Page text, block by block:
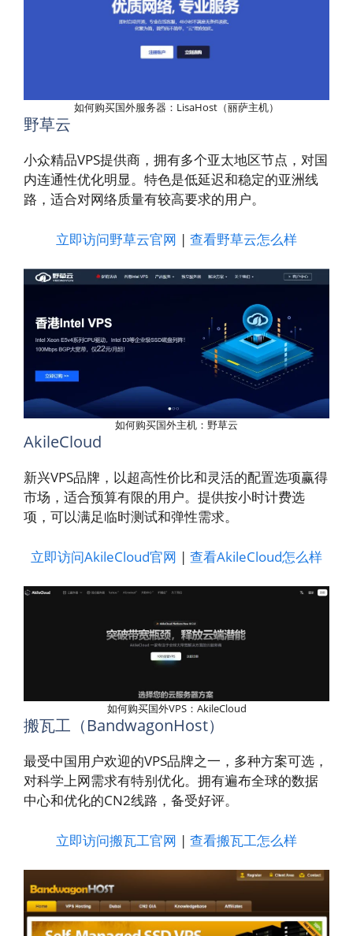
如何购买国外服务器：LisaHost（丽萨主机）
野草云
小众精品VPS提供商，拥有多个亚太地区节点，对国
内连通性优化明显。特色是低延迟和稳定的亚洲线
路，适合对网络质量有较高要求的用户。
立即访问野草云官网 | 查看野草云怎么样
如何购买国外主机：野草云
AkileCloud
新兴VPS品牌，以超高性价比和灵活的配置选项赢得
市场，适合预算有限的用户。提供按小时计费选
项，可以满足临时测试和弹性需求。
立即访问AkileCloud官网 | 查看AkileCloud怎么样
如何购买国外VPS：AkileCloud
搬瓦工（BandwagonHost）
最受中国用户欢迎的VPS品牌之一，多种方案可选，
对科学上网需求有特别优化。拥有遍布全球的数据
中心和优化的CN2线路，备受好评。
立即访问搬瓦工官网 | 查看搬瓦工怎么样